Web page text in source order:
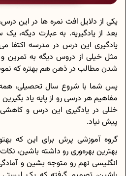
یکی از دلایل افت نمره ها در این
بعد از یادگیریه. به عبارت دیگه،
یادگیری این درس در مدرسه اکتفا
مثل خیلی از دروس دیگه به تمرین و
شدن مطالب در ذهن هم بهتره که
پس شما با شروع سال تحصیلی، همه
مفاهیم هر درسی رو از پایه یاد
خللی در یادگیری این درس و
پیش نیاد.
گروه آموزشی پرش برای این که
بهترین بهره‌وری رو داشته باشین،
انگلیسی نهم رو متوجه بشین و